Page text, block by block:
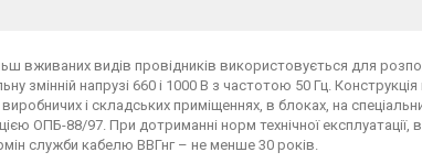
вживаних видів провідників використовується для
змінній напрузі 660 і 1000 В з частотою 50 Гц.
і складських приміщеннях, в блоках, на
ОПБ-88/97. При дотриманні норм технічної
служби кабелю ВВГнг – не менше 30 років.